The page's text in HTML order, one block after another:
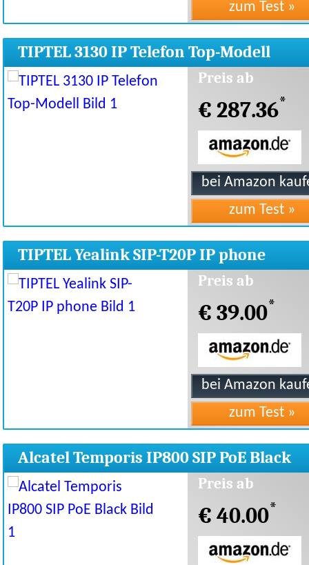
TIPTEL 3130 IP Telefon Top-Modell
Preis ab
€ 287.36*
TIPTEL Yealink SIP-T20P IP phone
Preis ab
€ 39.00*
Alcatel Temporis IP800 SIP PoE Black
Preis ab
€ 40.00*